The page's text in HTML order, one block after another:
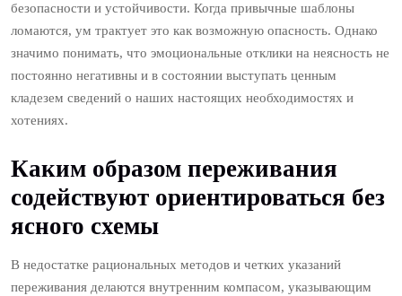
безопасности и устойчивости. Когда привычные шаблоны
ломаются, ум трактует это как возможную опасность. Однако
значимо понимать, что эмоциональные отклики на неясность не
постоянно негативны и в состоянии выступать ценным
кладезем сведений о наших настоящих необходимостях и
хотениях.
Каким образом переживания
содействуют ориентироваться без
ясного схемы
В недостатке рациональных методов и четких указаний
переживания делаются внутренним компасом, указывающим